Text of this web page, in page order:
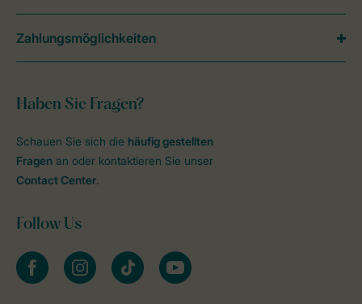
Haben Sie Fragen?
Schauen Sie sich die häufig gestellten
Fragen an oder kontaktieren Sie unser
Contact Center.
Follow Us
facebookinstagramtiktok youtube
Zahlungsmöglichkeiten